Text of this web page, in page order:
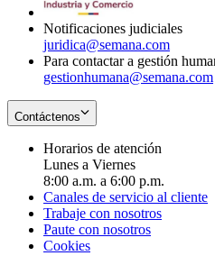
Notificaciones judiciales
juridica@semana.com
Para contactar a gestión
gestionhumana@semana.com
Contáctenos
Horarios de atención
Lunes a Viernes
8:00 a.m. a 6:00 p.m.
Canales de servicio al cliente
Trabaje con nosotros
Paute con nosotros
Cookies